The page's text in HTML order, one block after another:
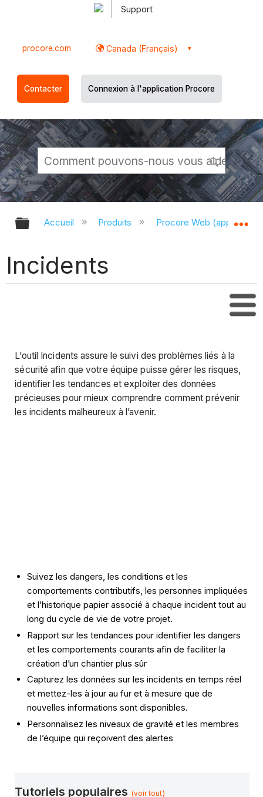
Support
procore.com Canada (Français)
Contacter Connexion à l'application Procore
Développer/réduire la hiérarchie
Accueil Produits Procore Web
Incidents
L’outil Incidents assure le suivi des problèmes liés à la
sécurité afin que votre équipe puisse gérer les risques,
identifier les tendances et exploiter des données
précieuses pour mieux comprendre comment prévenir
les incidents malheureux à l’avenir.
Suivez les dangers, les conditions et les
comportements contributifs, les personnes impliquées
et l’historique papier associé à chaque incident tout au
long du cycle de vie de votre projet.
Rapport sur les tendances pour identifier les dangers
et les comportements courants afin de faciliter la
création d’un chantier plus sûr
Capturez les données sur les incidents en temps réel
et mettez-les à jour au fur et à mesure que de
nouvelles informations sont disponibles.
Personnalisez les niveaux de gravité et les membres
de l’équipe qui reçoivent des alertes
Tutoriels populaires (voir tout)